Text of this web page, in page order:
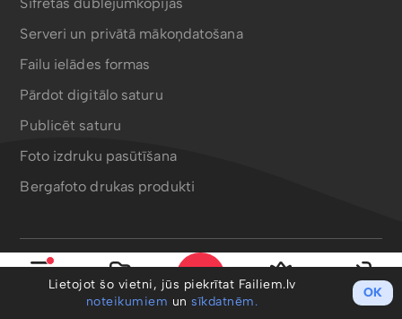
Mani faili Ieiet
Serveri un privātā mākoņdatošana
Failu ielādes formas
Pārdot digitālo saturu
Publicēt saturu
Foto izdruku pasūtīšana
Bergafoto drukas produkti
Lietotnes un rīki
Lietojot šo vietni, jūs piekrītat Failiem.lv
noteikumiem unsīkdatnēm.
OK